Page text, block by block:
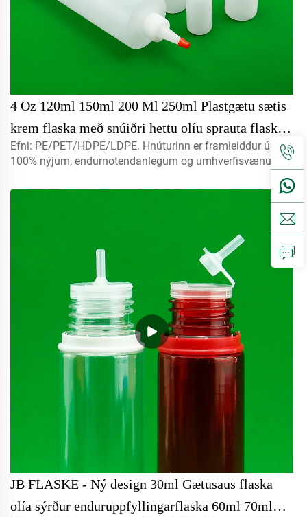
4 Oz 120ml 150ml 200 Ml 250ml Plastgætu sætis
krem flaska með snúiðri hettu olíu sprauta flaska
100ml Olíulími hárlyfja flaska blækflaska
Efni: PE/PET/HDPE/LDPE. Hnúturinn er framleiddur úr
100% nýjum, endurnotendanlegum og umhverfisvænum
Magn: 5ml, 10ml, 15ml. Hafðu samband til að fá
sérsniðna útgáfu. Loker: spray lokur, skrúfelur, diskur með
JB FLASKE - Ný design 30ml Gætusaus flaska
olía sýrður enduruppfyllingarflaska 60ml 70ml